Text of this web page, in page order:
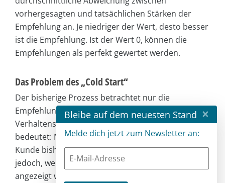
vorhergesagten und tatsächlichen Stärken der
Empfehlung an. Je niedriger der Wert, desto besser
ist die Empfehlung. Ist der Wert 0, können die
Empfehlungen als perfekt gewertet werden.
Das Problem des „Cold Start“
Der bisherige Prozess betrachtet nur die
Empfehlung von Produkten auf Basis des
Verhaltens eines bekannten Nutzers. Das
bedeutet: Man betrachtet, welche Produkte ein
Kunde bisher gekauft oder bewertet hat. Was ist
jedoch, wenn Empfehlungen zu einem Benutzer
angezeigt werden sollen, der noch kein Produkt
Bleibe auf dem neuesten Stand ×
Melde dich jetzt zum Newsletter an: